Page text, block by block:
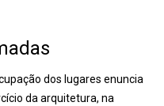
dos lugares enuncia
da arquitetura, na